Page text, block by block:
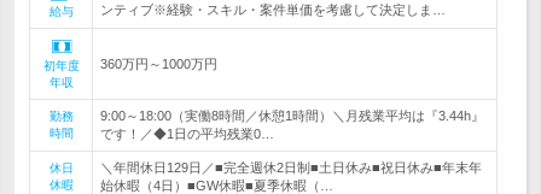
給与
ンティブ※経験・スキル・案件単価を考慮して決定しま…
初年度
年収
360万円～1000万円
勤務
時間
9:00～18:00（実働8時間／休憩1時間）＼月残業平均は『3.44h』
です！／◆1日の平均残業0…
休日
休暇
＼年間休日129日／■完全週休2日制■土日休み■祝日休み■年末年
始休暇（4日）■GW休暇■夏季休暇（…